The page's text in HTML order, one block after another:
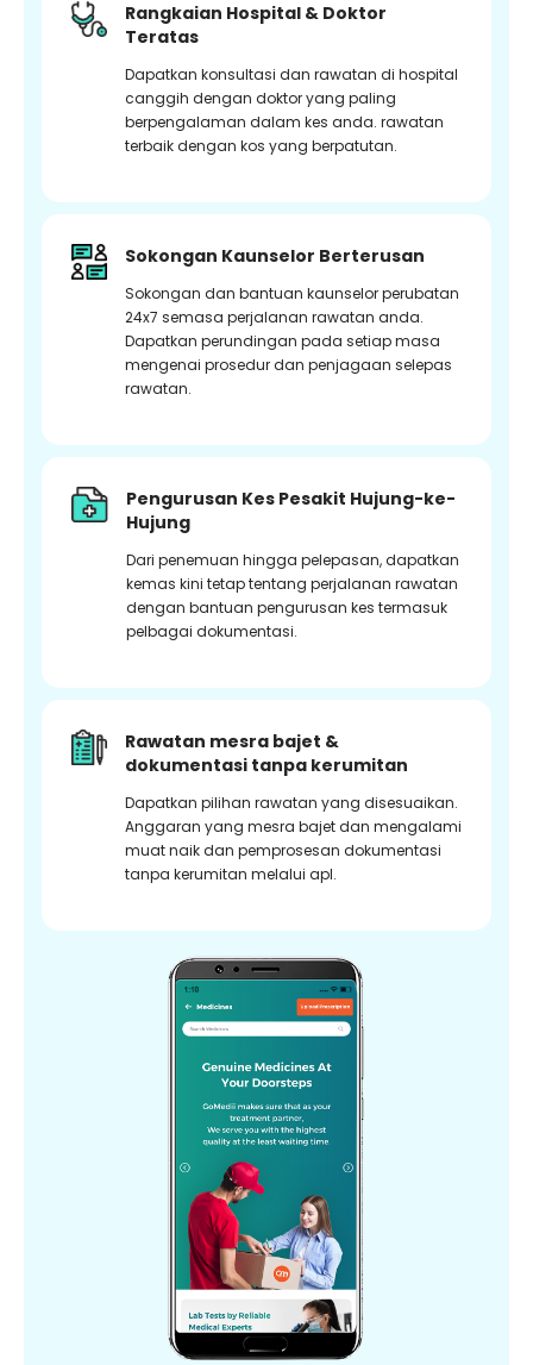
Rangkaian Hospital & Doktor
Teratas
Dapatkan konsultasi dan rawatan di hospital
canggih dengan doktor yang paling
berpengalaman dalam kes anda. rawatan
terbaik dengan kos yang berpatutan.
Sokongan Kaunselor Berterusan
Sokongan dan bantuan kaunselor perubatan
24x7 semasa perjalanan rawatan anda.
Dapatkan perundingan pada setiap masa
mengenai prosedur dan penjagaan selepas
rawatan.
Pengurusan Kes Pesakit Hujung-ke-
Hujung
Dari penemuan hingga pelepasan, dapatkan
kemas kini tetap tentang perjalanan rawatan
dengan bantuan pengurusan kes termasuk
pelbagai dokumentasi.
Rawatan mesra bajet &
dokumentasi tanpa kerumitan
Dapatkan pilihan rawatan yang disesuaikan.
Anggaran yang mesra bajet dan mengalami
muat naik dan pemprosesan dokumentasi
tanpa kerumitan melalui apl.